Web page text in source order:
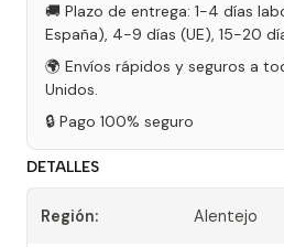
🚚 Plazo de entrega: 1-4 días
España), 4-9 días (UE), 15-20
🌍 Envíos rápidos y seguros a
Unidos.
🔒 Pago 100% seguro
DETALLES
Región: Alentejo